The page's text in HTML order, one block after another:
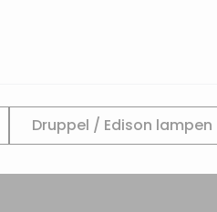
Druppel / Edison lampen